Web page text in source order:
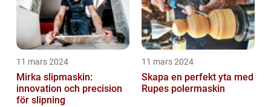
11 mars 2024
Mirka slipmaskin:
innovation och precision
för slipning
11 mars 2024
Skapa en perfekt yta med
Rupes polermaskin